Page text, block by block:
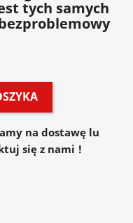
tych samych
na dostawę lu
się z nami !